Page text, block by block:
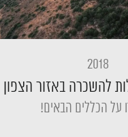
2018
להשכרה באזור הצפון
על הכללים הבאים!